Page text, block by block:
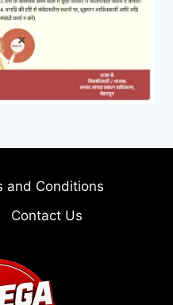
and Conditions
Contact Us